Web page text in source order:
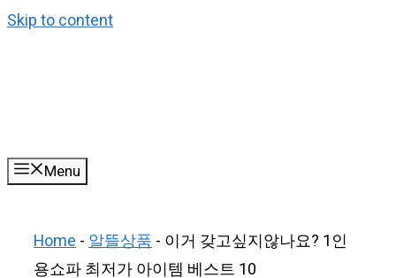
Skip to content
Menu
Home-알뜰상품- 이거 갖고싶지않나요? 1인
용쇼파 최저가 아이템 베스트 10